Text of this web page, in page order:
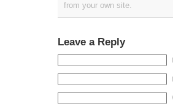
from your own site.
Leave a Reply